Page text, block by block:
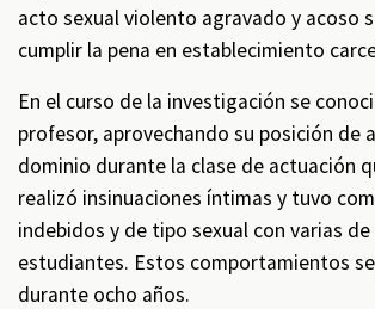
acto sexual violento agravado y acoso
cumplir la pena en establecimiento
En el curso de la investigación se
profesor, aprovechando su posición de
dominio durante la clase de actuación
realizó insinuaciones íntimas y tuvo
indebidos y de tipo sexual con varias de
estudiantes. Estos comportamientos
durante ocho años.